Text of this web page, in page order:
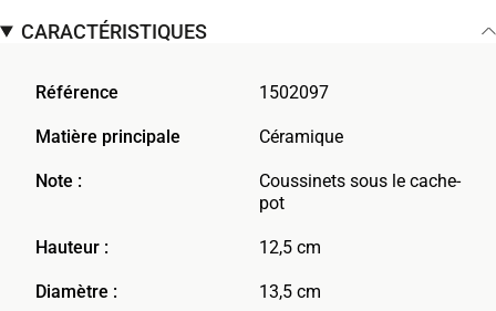
CARACTÉRISTIQUES
Référence 1502097
Matière principale Céramique
Note :
Coussinets sous le cache-
pot
Hauteur : 12,5 cm
Diamètre : 13,5 cm